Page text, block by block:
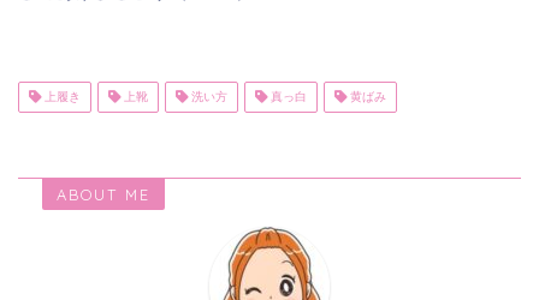
上履き 上靴 洗い方 真っ白 黄ばみ
ABOUT ME